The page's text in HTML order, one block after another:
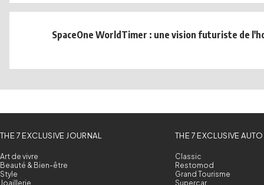
SpaceOne WorldTimer : une vision futuriste de
THE 7 EXCLUSIVE JOURNAL
Art de vivre
Beauté & Bien-être
Style
Joaillerie
THE 7 EXCLUSIVE AUTO
Classic
Restomod
Grand Tourisme
Supercar